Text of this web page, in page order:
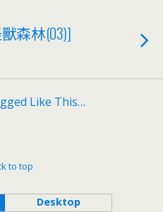
森林(03)]
Like This…
to top
Desktop